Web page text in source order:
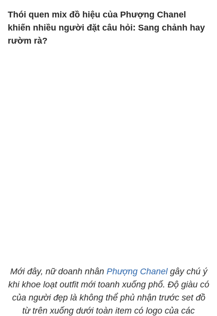
Thói quen mix đồ hiệu của Phượng Chanel
khiến nhiều người đặt câu hỏi: Sang chảnh hay
rườm rà?
Mới đây, nữ doanh nhân Phượng Chanel gây chú ý
khi khoe loạt outfit mới toanh xuống phố. Độ giàu có
của người đẹp là không thể phủ nhận trước set đồ
từ trên xuống dưới toàn item có logo của các